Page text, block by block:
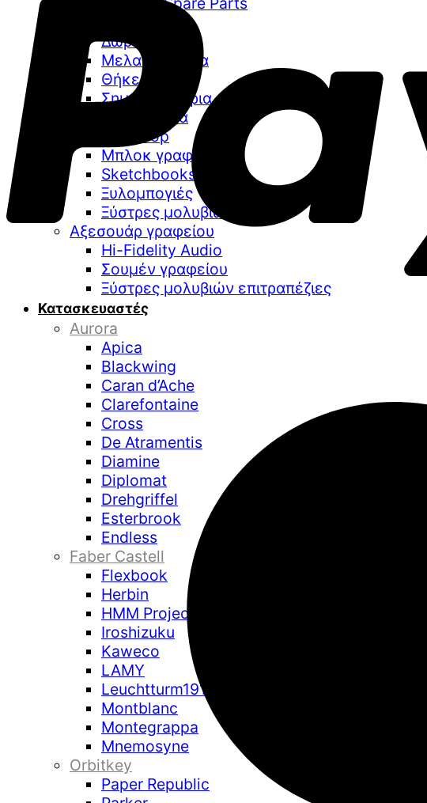
Δωροκάρτες
Μελανοδοχεία
Θήκες στυλό
Σημειωματάρια
Ημερολόγια
Pen Loop
Μπλοκ γραφής
Sketchbooks
Ξυλομπογιές
Ξύστρες μολυβιών
Αξεσουάρ γραφείου
Hi-Fidelity Audio
Σουμέν γραφείου
Ξύστρες μολυβιών επιτραπέζιες
Κατασκευαστές
Aurora
Apica
Blackwing
Caran d’Ache
Clarefontaine
Cross
De Atramentis
Diamine
Diplomat
Drehgriffel
Esterbrook
Endless
Faber Castell
Flexbook
Herbin
HMM Project
Iroshizuku
Kaweco
LAMY
Leuchtturm1917
Montblanc
Montegrappa
Mnemosyne
Orbitkey
Paper Republic